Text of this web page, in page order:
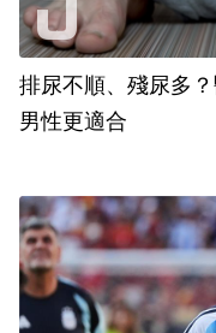
排尿不順、殘尿多
男性更適合